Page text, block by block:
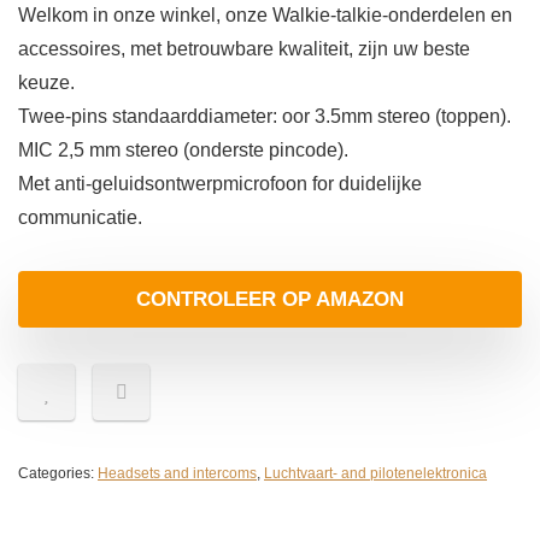
Welkom in onze winkel, onze Walkie-talkie-onderdelen en
accessoires, met betrouwbare kwaliteit, zijn uw beste
keuze.
Twee-pins standaarddiameter: oor 3.5mm stereo (toppen).
MIC 2,5 mm stereo (onderste pincode).
Met anti-geluidsontwerpmicrofoon for duidelijke
communicatie.
CONTROLEER OP AMAZON
Categories: Headsets and intercoms, Luchtvaart- and pilotenelektronica